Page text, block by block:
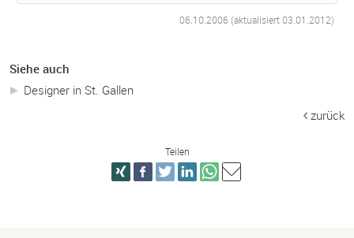
06.10.2006 (aktualisiert03.01.2012)
Siehe auch
Designer in St. Gallen
zurück
Teilen